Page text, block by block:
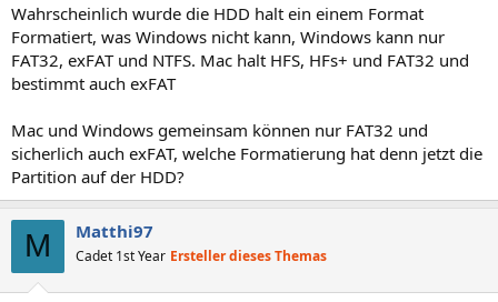
Wahrscheinlich wurde die HDD halt ein einem Format
Formatiert, was Windows nicht kann, Windows kann nur
FAT32, exFAT und NTFS. Mac halt HFS, HFs+ und FAT32 und
bestimmt auch exFAT
Mac und Windows gemeinsam können nur FAT32 und
sicherlich auch exFAT, welche Formatierung hat denn jetzt die
Partition auf der HDD?
M Matthi97
Cadet 1st Year Ersteller dieses Themas